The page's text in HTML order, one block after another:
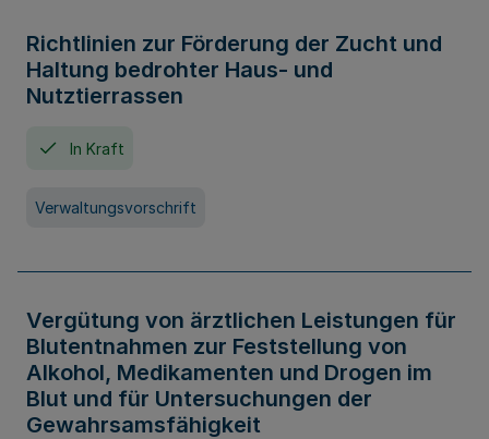
Richtlinien zur Förderung der Zucht und
Haltung bedrohter Haus- und
Nutztierrassen
In Kraft
Verwaltungsvorschrift
Vergütung von ärztlichen Leistungen für
Blutentnahmen zur Feststellung von
Alkohol, Medikamenten und Drogen im
Blut und für Untersuchungen der
Gewahrsamsfähigkeit